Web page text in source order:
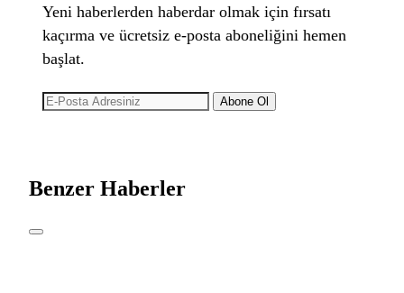
Yeni haberlerden haberdar olmak için fırsatı
kaçırma ve ücretsiz e-posta aboneliğini hemen
başlat.
Abone Ol
Benzer Haberler